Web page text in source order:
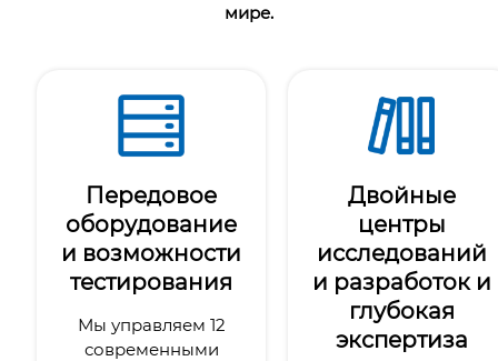
мире.
Передовое
оборудование
и возможности
тестирования
Мы управляем 12
современными
Двойные
центры
исследований
и разработок и
глубокая
экспертиза